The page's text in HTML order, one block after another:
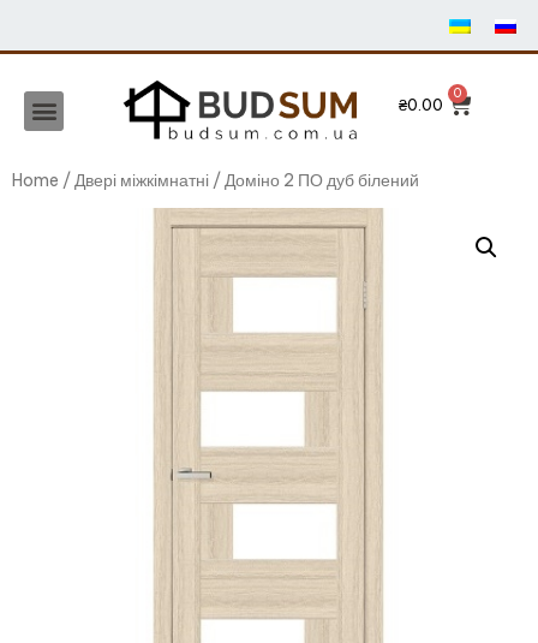
₴0.00
Home / Двері міжкімнатні / Доміно 2 ПО дуб білений